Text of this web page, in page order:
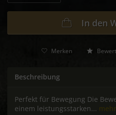
In den
Merken
Beschreibung
Perfekt für Bewegung Die
einem leistungsstarken... mehr